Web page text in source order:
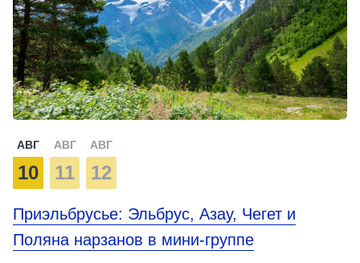
АВГ
10
АВГ
11
АВГ
12
Приэльбрусье: Эльбрус, Азау, Чегет и
Поляна нарзанов в мини-группе